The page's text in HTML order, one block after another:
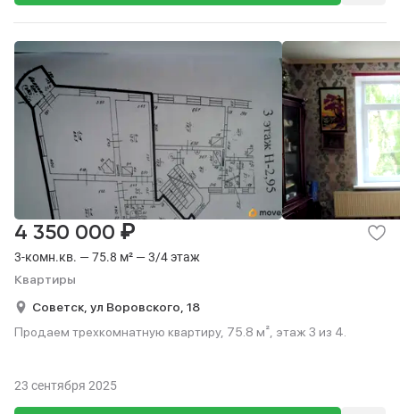
3-комн.кв. — 75.8 м² — 3/4 этаж
Квартиры
4 350 000 ₽
Советск, ул Воровского, 18
Продаем трехкомнатную квартиру, 75.8 м², этаж 3 из 4.
23 сентября 2025